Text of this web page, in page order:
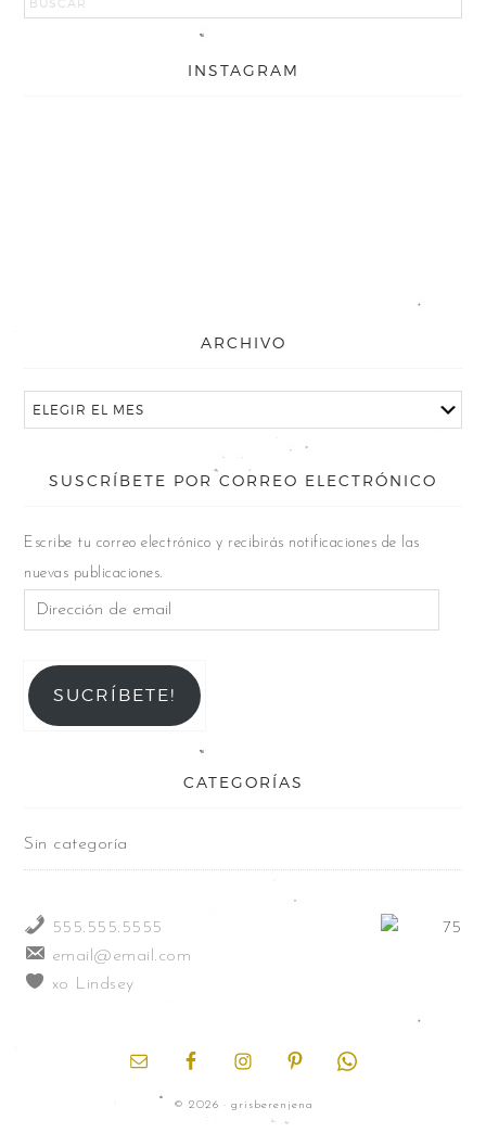
INSTAGRAM
ARCHIVO
SUSCRÍBETE POR CORREO ELECTRÓNICO
Escribe tu correo electrónico y recibirás notificaciones de las
nuevas publicaciones.
SUCRÍBETE!
CATEGORÍAS
Sin categoría
555.555.5555
email@email.com
xo Lindsey
© 2026 · grisberenjena